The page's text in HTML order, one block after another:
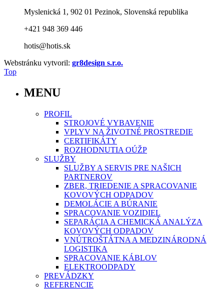
Myslenická 1, 902 01 Pezinok, Slovenská republika
+421 948 369 446
hotis@hotis.sk
Webstránku vytvoril: gr8design s.r.o.
Top
MENU
PROFIL
STROJOVÉ VYBAVENIE
VPLYV NA ŽIVOTNÉ PROSTREDIE
CERTIFIKÁTY
ROZHODNUTIA OÚŽP
SLUŽBY
SLUŽBY A SERVIS PRE NAŠICH
PARTNEROV
ZBER, TRIEDENIE A SPRACOVANIE
KOVOVÝCH ODPADOV
DEMOLÁCIE A BÚRANIE
SPRACOVANIE VOZIDIEL
SEPARÁCIA A CHEMICKÁ ANALÝZA
KOVOVÝCH ODPADOV
VNÚTROŠTÁTNA A MEDZINÁRODNÁ
LOGISTIKA
SPRACOVANIE KÁBLOV
ELEKTROODPADY
PREVÁDZKY
REFERENCIE